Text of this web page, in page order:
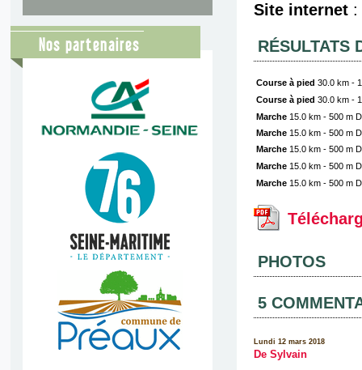
Nos partenaires
Site internet:
RÉSULTATS
Course à pied 30.0 km -
Course à pied 30.0 km -
Marche15.0 km - 500 m
Marche15.0 km - 500 m
Marche15.0 km - 500 m
Marche15.0 km - 500 m
Marche15.0 km - 500 m
PHOTOS
5
Lundi 12 mars 2018
De Sylvain